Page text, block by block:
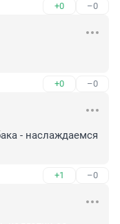
+0 –0
+0 –0
- наслаждаемся
+1 –0